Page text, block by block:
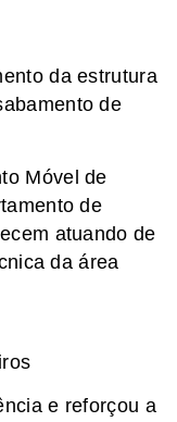
da estrutura
de
Móvel de
de
atuando de
da área
e reforçou a